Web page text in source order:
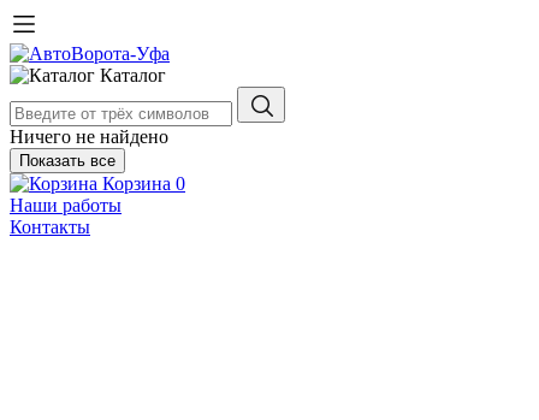
Каталог
Ничего не найдено
Показать все
Корзина 0
Наши работы
Контакты